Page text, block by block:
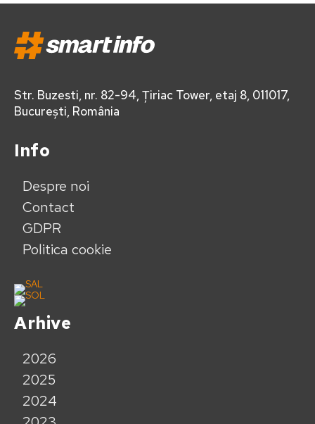
Str. Buzesti, nr. 82-94, Țiriac Tower, etaj 8, 011017,
București, România
Info
Despre noi
Contact
GDPR
Politica cookie
Arhive
2026
2025
2024